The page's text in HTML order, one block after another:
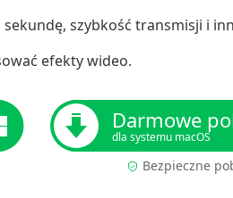
szybkość transmisji i
efekty wideo.
Darmowe
dla systemu macOS
Bezpieczne